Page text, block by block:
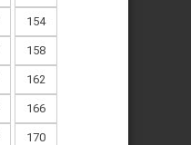
154
158
162
166
170